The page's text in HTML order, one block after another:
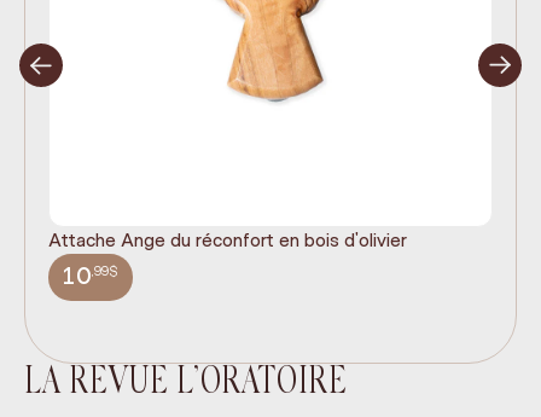
Attache Ange du réconfort en bois d'olivier
10,99$
LA REVUE L’ORATOIRE